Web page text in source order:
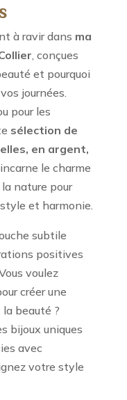
à ravir dans ma
, conçues
et pourquoi
journées.
pour les
sélection de
en argent,
le charme
nature pour
et harmonie.
subtile
positives
voulez
créer une
beauté ?
bijoux uniques
avec
votre style